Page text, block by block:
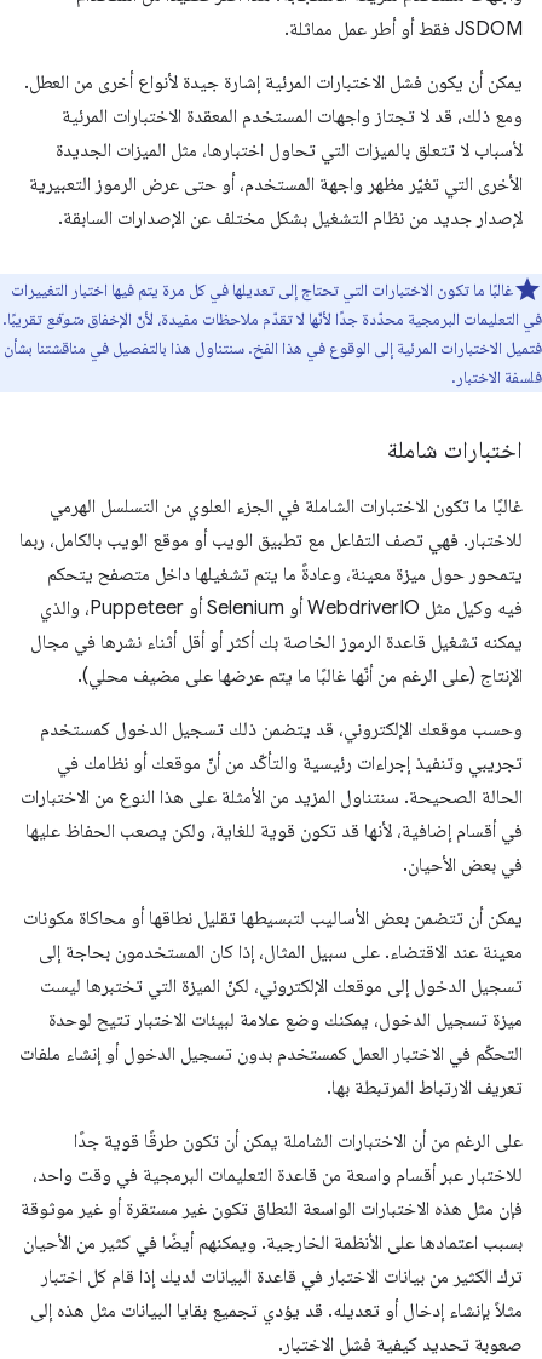
JSDOM فقط أو أطر عمل مماثلة.
يمكن أن يكون فشل الاختبارات المرئية إشارة جيدة لأنواع أخرى من العطل.
ومع ذلك، قد لا تجتاز واجهات المستخدم المعقدة الاختبارات المرئية
لأسباب لا تتعلق بالميزات التي تحاول اختبارها، مثل الميزات الجديدة
الأخرى التي تغيّر مظهر واجهة المستخدم، أو حتى عرض الرموز التعبيرية
لإصدار جديد من نظام التشغيل بشكل مختلف عن الإصدارات السابقة.
غالبًا ما تكون الاختبارات التي تحتاج إلى تعديلها في كل مرة يتم فيها اختبار التغييرات
في التعليمات البرمجية محدّدة جدًا لأنّها لا تقدّم ملاحظات مفيدة، لأنّ الإخفاقمتوقع تقريبًا.
فتميل الاختبارات المرئية إلى الوقوع في هذا الفخ. سنتناول هذا بالتفصيل في مناقشتنا بشأن
فلسفة الاختبار.
اختبارات شاملة
غالبًا ما تكون الاختبارات الشاملة في الجزء العلوي من التسلسل الهرمي
للاختبار. فهي تصف التفاعل مع تطبيق الويب أو موقع الويب بالكامل، ربما
يتمحور حول ميزة معينة، وعادةً ما يتم تشغيلها داخل متصفح يتحكم
فيه وكيل مثل WebdriverIO أو Selenium أو Puppeteer، والذي
يمكنه تشغيل قاعدة الرموز الخاصة بك أكثر أو أقل أثناء نشرها في مجال
الإنتاج (على الرغم من أنّها غالبًا ما يتم عرضها على مضيف محلي).
وحسب موقعك الإلكتروني، قد يتضمن ذلك تسجيل الدخول كمستخدم
تجريبي وتنفيذ إجراءات رئيسية والتأكّد من أنّ موقعك أو نظامك في
الحالة الصحيحة. سنتناول المزيد من الأمثلة على هذا النوع من الاختبارات
في أقسام إضافية، لأنها قد تكون قوية للغاية، ولكن يصعب الحفاظ عليها
في بعض الأحيان.
يمكن أن تتضمن بعض الأساليب لتبسيطها تقليل نطاقها أو محاكاة مكونات
معينة عند الاقتضاء. على سبيل المثال، إذا كان المستخدمون بحاجة إلى
تسجيل الدخول إلى موقعك الإلكتروني، لكنّ الميزة التي تختبرها ليست
ميزة تسجيل الدخول، يمكنك وضع علامة لبيئات الاختبار تتيح لوحدة
التحكّم في الاختبار العمل كمستخدم بدون تسجيل الدخول أو إنشاء ملفات
تعريف الارتباط المرتبطة بها.
على الرغم من أن الاختبارات الشاملة يمكن أن تكون طرقًا قوية جدًا
للاختبار عبر أقسام واسعة من قاعدة التعليمات البرمجية في وقت واحد،
فإن مثل هذه الاختبارات الواسعة النطاق تكون غير مستقرة أو غير موثوقة
بسبب اعتمادها على الأنظمة الخارجية. ويمكنهم أيضًا في كثير من الأحيان
ترك الكثير من بيانات الاختبار في قاعدة البيانات لديك إذا قام كل اختبار
مثلاً بإنشاء إدخال أو تعديله. قد يؤدي تجميع بقايا البيانات مثل هذه إلى
صعوبة تحديد كيفية فشل الاختبار.